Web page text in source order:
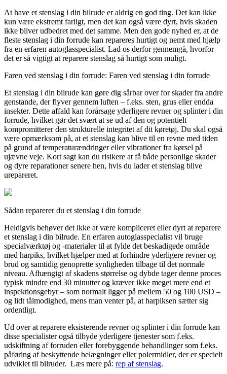
At have et stenslag i din bilrude er aldrig en god ting. Det kan ikke
kun være ekstremt farligt, men det kan også være dyrt, hvis skaden
ikke bliver udbedret med det samme. Men den gode nyhed er, at de
fleste stenslag i din forrude kan repareres hurtigt og nemt med hjælp
fra en erfaren autoglasspecialist. Lad os derfor gennemgå, hvorfor
det er så vigtigt at reparere stenslag så hurtigt som muligt.
Faren ved stenslag i din forrude: Faren ved stenslag i din forrude
Et stenslag i din bilrude kan gøre dig sårbar over for skader fra andre
genstande, der flyver gennem luften – f.eks. sten, grus eller endda
insekter. Dette affald kan forårsage yderligere revner og splinter i din
forrude, hvilket gør det svært at se ud af den og potentielt
kompromitterer den strukturelle integritet af dit køretøj. Du skal også
være opmærksom på, at et stenslag kan blive til en revne med tiden
på grund af temperaturændringer eller vibrationer fra kørsel på
ujævne veje. Kort sagt kan du risikere at få både personlige skader
og dyre reparationer senere hen, hvis du lader et stenslag blive
urepareret.
Sådan reparerer du et stenslag i din forrude
Heldigvis behøver det ikke at være kompliceret eller dyrt at reparere
et stenslag i din bilrude. En erfaren autoglasspecialist vil bruge
specialværktøj og -materialer til at fylde det beskadigede område
med harpiks, hvilket hjælper med at forhindre yderligere revner og
brud og samtidig genoprette synligheden tilbage til det normale
niveau. Afhængigt af skadens størrelse og dybde tager denne proces
typisk mindre end 30 minutter og kræver ikke meget mere end et
inspektionsgebyr – som normalt ligger på mellem 50 og 100 USD –
og lidt tålmodighed, mens man venter på, at harpiksen sætter sig
ordentligt.
Ud over at reparere eksisterende revner og splinter i din forrude kan
disse specialister også tilbyde yderligere tjenester som f.eks.
udskiftning af forruden eller forebyggende behandlinger som f.eks.
påføring af beskyttende belægninger eller polermidler, der er specielt
udviklet til bilruder. Læs mere på: rep af stenslag.